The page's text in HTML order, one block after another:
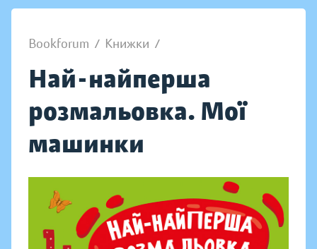
Bookforum / Книжки /
Най-найперша
розмальовка. Мої
машинки